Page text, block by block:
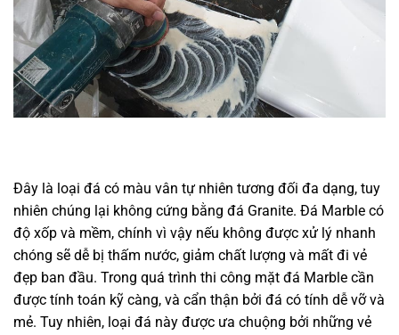
Đây là loại đá có màu vân tự nhiên tương đối đa dạng, tuy
nhiên chúng lại không cứng bằng đá Granite. Đá Marble có
độ xốp và mềm, chính vì vậy nếu không được xử lý nhanh
chóng sẽ dễ bị thấm nước, giảm chất lượng và mất đi vẻ
đẹp ban đầu. Trong quá trình thi công mặt đá Marble cần
được tính toán kỹ càng, và cẩn thận bởi đá có tính dễ vỡ và
mẻ. Tuy nhiên, loại đá này được ưa chuộng bởi những vẻ